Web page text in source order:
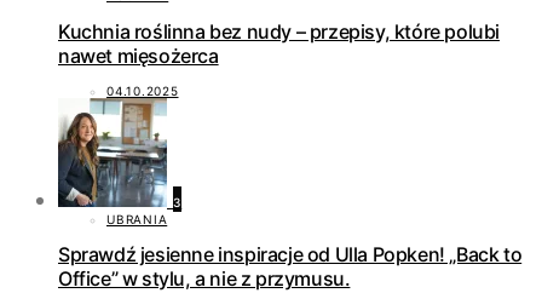
Kuchnia roślinna bez nudy – przepisy, które polubi
nawet mięsożerca
04.10.2025
3
UBRANIA
Sprawdź jesienne inspiracje od Ulla Popken! „Back to
Office” w stylu, a nie z przymusu.